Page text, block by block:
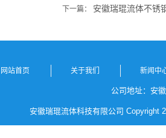
下一篇： 安徽瑞琨流体不锈
网站首页 关于我们 新闻中
公司地址：安
安徽瑞琨流体科技有限公司 Copyright